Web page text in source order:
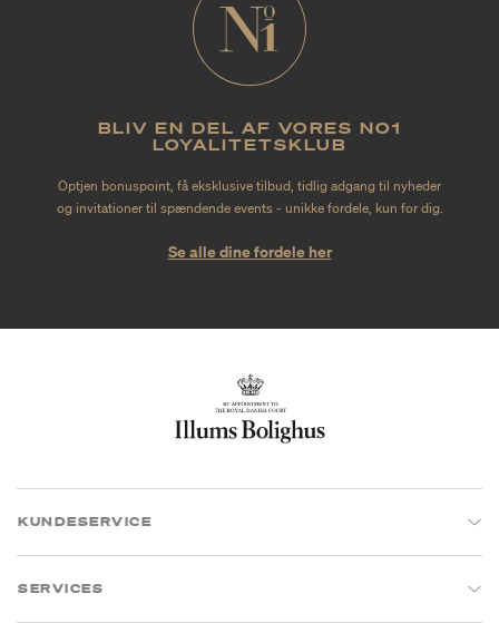
BLIV EN DEL AF VORES NO1
LOYALITETSKLUB
Optjen bonuspoint, få eksklusive tilbud, tidlig adgang til nyheder
og invitationer til spændende events - unikke fordele, kun for dig.
Se alle dine fordele her
KUNDESERVICE
SERVICES